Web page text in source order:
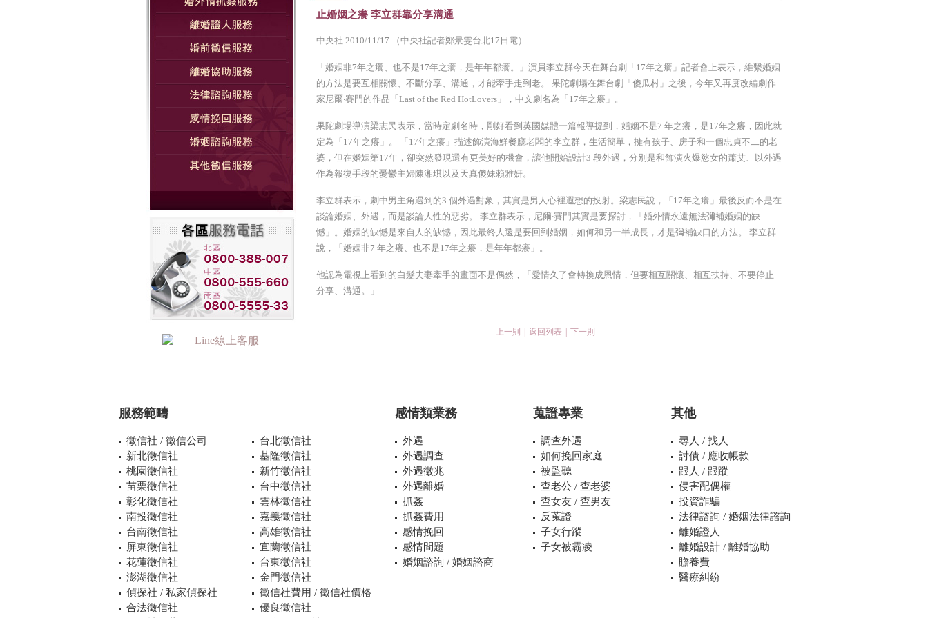
止婚姻之癢 李立群靠分享溝通
中央社 2010/11/17 （中央社記者鄭景雯台北17日電）
「婚姻非7年之癢、也不是17年之癢，是年年都癢。」演員李立群今天在舞台劇「17年之癢」記者會上表示，維繫婚姻
的方法是要互相關懷、不斷分享、溝通，才能牽手走到老。 果陀劇場在舞台劇「傻瓜村」之後，今年又再度改編劇作
家尼爾‧賽門的作品「Last of the Red HotLovers」，中文劇名為「17年之癢」。
果陀劇場導演梁志民表示，當時定劇名時，剛好看到英國媒體一篇報導提到，婚姻不是7 年之癢，是17年之癢，因此就
定為「17年之癢」。 「17年之癢」描述飾演海鮮餐廳老闆的李立群，生活簡單，擁有孩子、房子和一個忠貞不二的老
婆，但在婚姻第17年，卻突然發現還有更美好的機會，讓他開始設計3 段外遇，分別是和飾演火爆慾女的蕭艾、以外遇
作為報復手段的憂鬱主婦陳湘琪以及天真傻妹賴雅妍。
李立群表示，劇中男主角遇到的3 個外遇對象，其實是男人心裡遐想的投射。梁志民說，「17年之癢」最後反而不是在
談論婚姻、外遇，而是談論人性的惡劣。 李立群表示，尼爾‧賽門其實是要探討，「婚外情永遠無法彌補婚姻的缺
憾」。婚姻的缺憾是來自人的缺憾，因此最終人還是要回到婚姻，如何和另一半成長，才是彌補缺口的方法。 李立群
說，「婚姻非7 年之癢、也不是17年之癢，是年年都癢」。
他認為電視上看到的白髮夫妻牽手的畫面不是偶然，「愛情久了會轉換成恩情，但要相互關懷、相互扶持、不要停止
分享、溝通。」
上一則 返回列表 下一則
服務範疇
徵信社 / 徵信公司
台北徵信社
新北徵信社
基隆徵信社
桃園徵信社
新竹徵信社
苗栗徵信社
台中徵信社
彰化徵信社
雲林徵信社
南投徵信社
嘉義徵信社
台南徵信社
高雄徵信社
屏東徵信社
宜蘭徵信社
花蓮徵信社
台東徵信社
澎湖徵信社
金門徵信社
偵探社 / 私家偵探社
徵信社費用 / 徵信社價格
合法徵信社
優良徵信社
感情類業務
外遇
外遇調查
外遇徵兆
外遇離婚
抓姦
抓姦費用
感情挽回
感情問題
婚姻諮詢 / 婚姻諮商
蒐證專業
調查外遇
如何挽回家庭
被監聽
查老公 / 查老婆
查女友 / 查男友
反蒐證
子女行蹤
子女被霸凌
其他
尋人 / 找人
討債 / 應收帳款
跟人 / 跟蹤
侵害配偶權
投資詐騙
法律諮詢 / 婚姻法律諮詢
離婚證人
離婚設計 / 離婚協助
贍養費
醫療糾紛